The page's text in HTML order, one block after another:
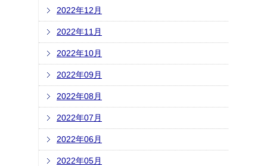
2022年12月
2022年11月
2022年10月
2022年09月
2022年08月
2022年07月
2022年06月
2022年05月